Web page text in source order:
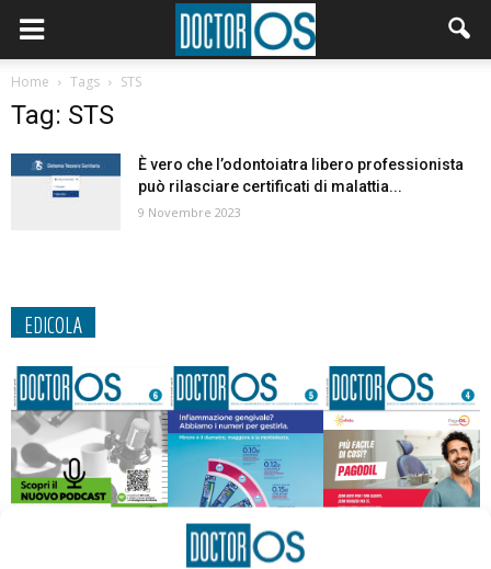
Home Tags STS
Tag: STS
È vero che l’odontoiatra libero professionista
può rilasciare certificati di malattia...
9 Novembre 2023
EDICOLA